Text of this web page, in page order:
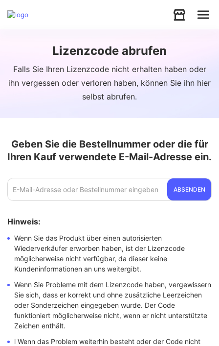
Video
Store
Lizenzcode abrufen
Falls Sie Ihren Lizenzcode nicht erhalten haben oder
ihn vergessen oder verloren haben, können Sie ihn hier
selbst abrufen.
Geben Sie die Bestellnummer oder die für
Ihren Kauf verwendete E-Mail-Adresse ein.
ABSENDEN
Hinweis:
Wenn Sie das Produkt über einen autorisierten
Wiederverkäufer erworben haben, ist der Lizenzcode
möglicherweise nicht verfügbar, da dieser keine
Kundeninformationen an uns weitergibt.
Wenn Sie Probleme mit dem Lizenzcode haben, vergewissern
Sie sich, dass er korrekt und ohne zusätzliche Leerzeichen
oder Sonderzeichen eingegeben wurde. Der Code
funktioniert möglicherweise nicht, wenn er nicht unterstützte
Zeichen enthält.
l Wenn das Problem weiterhin besteht oder der Code nicht